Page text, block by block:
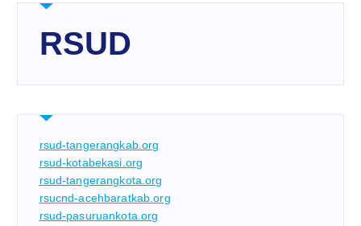
RSUD
rsud-tangerangkab.org
rsud-kotabekasi.org
rsud-tangerangkota.org
rsucnd-acehbaratkab.org
rsud-pasuruankota.org